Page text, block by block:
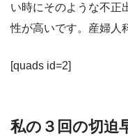
い時にそのような不正
性が高いです。産婦人
[quads id=2]
私の３回の切迫